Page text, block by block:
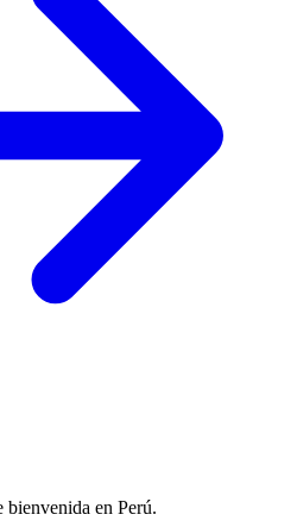
bienvenida en Perú.